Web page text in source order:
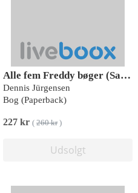
Alle fem Freddy bøger (Sampak 1-5)
Dennis Jürgensen
Bog (Paperback)
227 kr ( 260 kr)
Udsolgt